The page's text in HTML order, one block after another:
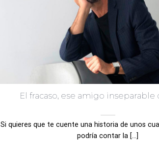
El fracaso, ese amigo inseparable
Si quieres que te cuente una historia de unos
podría contar la [...]